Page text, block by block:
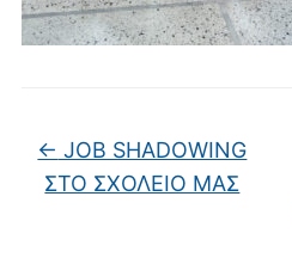
← JOB SHADOWING
ΣΤΟ ΣΧΟΛΕΙΟ ΜΑΣ